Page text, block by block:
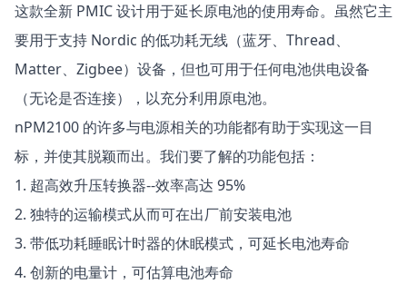
这款全新 PMIC 设计用于延长原电池的使用寿命。虽然它主
要用于支持 Nordic 的低功耗无线（蓝牙、 Thread、
Matter、 Zigbee）设备，但也可用于任何电池供电设备
（无论是否连接），以充分利用原电池。
nPM2100 的许多与电源相关的功能都有助于实现这一目
标，并使其脱颖而出。我们要了解的功能包括：
1. 超高效升压转换器--效率高达 95%
2. 独特的运输模式从而可在出厂前安装电池
3. 带低功耗睡眠计时器的休眠模式，可延长电池寿命
4. 创新的电量计，可估算电池寿命